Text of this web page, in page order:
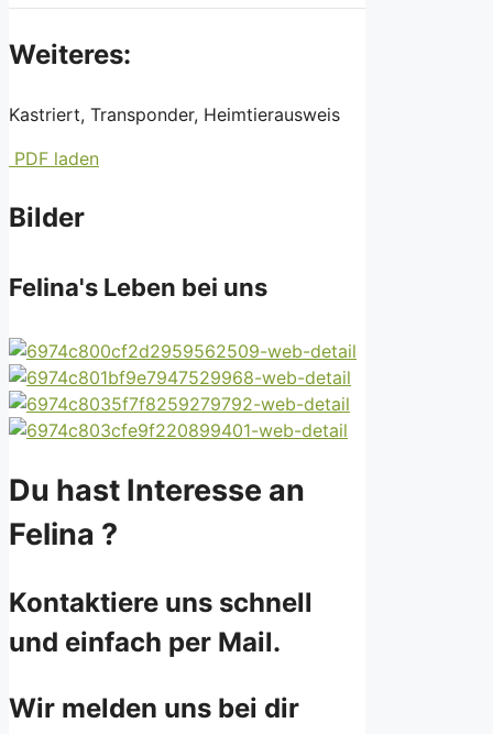
Weiteres:
Kastriert, Transponder, Heimtierausweis
PDF laden
Bilder
Felina's Leben bei uns
Du hast Interesse an
Felina ?
Kontaktiere uns schnell
und einfach per Mail.
Wir melden uns bei dir